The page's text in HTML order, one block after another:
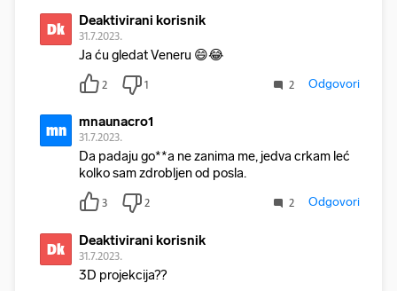
Dk Deaktivirani korisnik
31.7.2023.
Ja ću gledat Veneru 😄😂
2 1 2 Odgovori
mn mnaunacro1
31.7.2023.
Da padaju go**a ne zanima me, jedva crkam leć
kolko sam zdrobljen od posla.
3 2 2 Odgovori
Dk Deaktivirani korisnik
31.7.2023.
3D projekcija??